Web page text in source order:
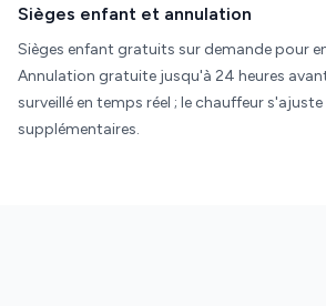
Sièges enfant et annulation
Sièges enfant gratuits sur demande pour
Annulation gratuite jusqu'à 24 heures
surveillé en temps réel ; le chauffeur
supplémentaires.